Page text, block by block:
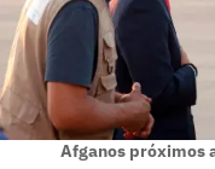
Afganos próximos